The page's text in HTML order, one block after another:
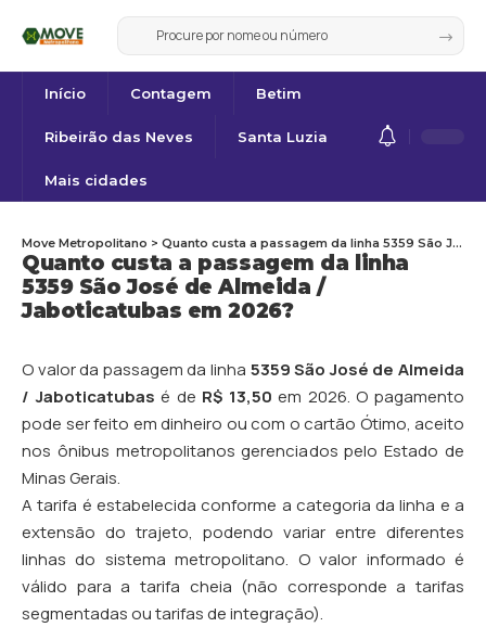
Início Contagem Betim
Ribeirão das Neves Santa Luzia
Mais cidades
Quanto custa a passagem da linha
5359 São José de Almeida /
Jaboticatubas em 2026?
Move Metropolitano > Quanto custa a passagem da linha 5359 São José de Almeida / Jaboticatubas em 2026?
O valor da passagem da linha 5359 São José de Almeida
/ Jaboticatubas é de R$ 13,50 em 2026. O pagamento
pode ser feito em dinheiro ou com o cartão Ótimo, aceito
nos ônibus metropolitanos gerenciados pelo Estado de
Minas Gerais.
A tarifa é estabelecida conforme a categoria da linha e a
extensão do trajeto, podendo variar entre diferentes
linhas do sistema metropolitano. O valor informado é
válido para a tarifa cheia (não corresponde a tarifas
segmentadas ou tarifas de integração).